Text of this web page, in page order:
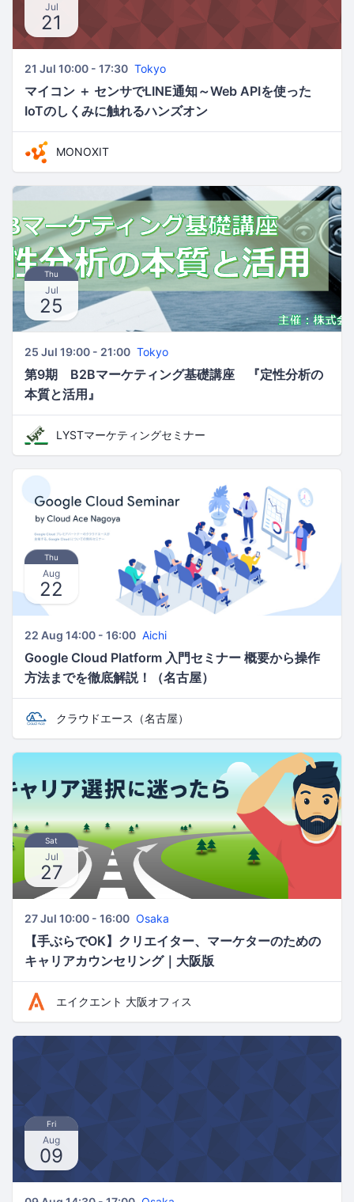
Jul
21
21 Jul 10:00 - 17:30 Tokyo
マイコン ＋ センサでLINE通知～Web APIを使った
IoTのしくみに触れるハンズオン
MONOXIT
Thu
Jul
25
25 Jul 19:00 - 21:00 Tokyo
第9期 B2Bマーケティング基礎講座 『定性分析の
本質と活用』
LYSTマーケティングセミナー
Thu
Aug
22
22 Aug 14:00 - 16:00 Aichi
Google Cloud Platform 入門セミナー 概要から操作
方法までを徹底解説！（名古屋）
クラウドエース（名古屋）
Sat
Jul
27
27 Jul 10:00 - 16:00 Osaka
【手ぶらでOK】クリエイター、マーケターのための
キャリアカウンセリング｜大阪版
エイクエント 大阪オフィス
Fri
Aug
09